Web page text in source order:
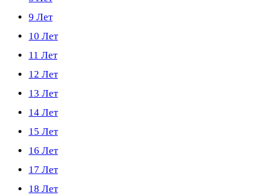
9 Лет
10 Лет
11 Лет
12 Лет
13 Лет
14 Лет
15 Лет
16 Лет
17 Лет
18 Лет